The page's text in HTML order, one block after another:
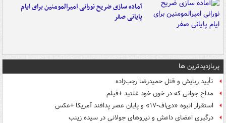
آماده سازی ضریح نورانی امیرالمومنین برای ایام
پایانی صفر
پربازدیدترین ها
تأیید ربایش و قتل حمیدرضا رجب‌زاده
مداح جوانی که در خون خود غلتید +فیلم
استقرار انبوه «دی‌اف‑۱۷» و پایان عصر پدافند آمریکا +عکس
درگیری اعضای داعش و نیروهای جولانی در سیده زینب